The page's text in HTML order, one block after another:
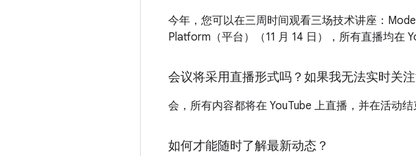
今年，您可以在三周时间观看三场技术讲座：
Platform（平台）（11 月 14 日），所有直播均在
会议将采用直播形式吗？如果我无法实时关
会，所有内容都将在 YouTube 上直播，并在活动结
如何才能随时了解最新动态？